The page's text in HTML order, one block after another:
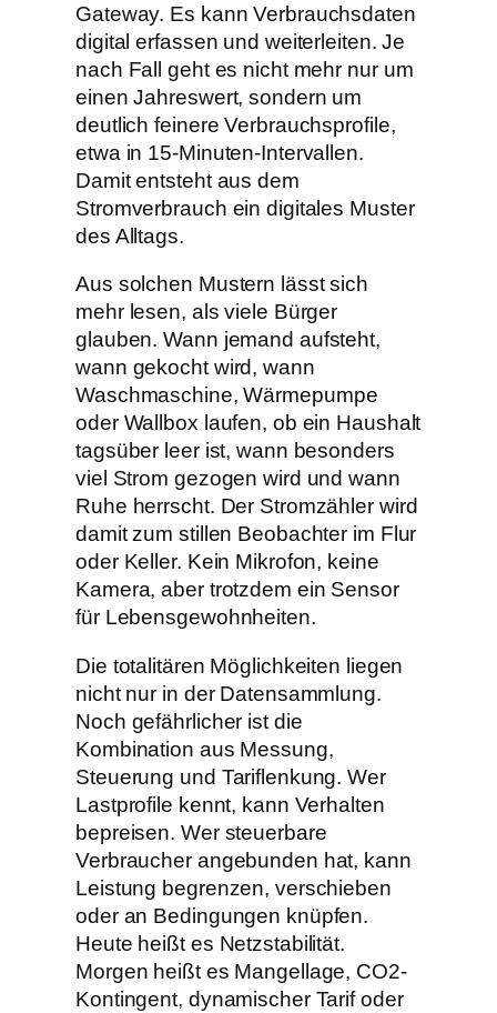
Gateway. Es kann Verbrauchsdaten
digital erfassen und weiterleiten. Je
nach Fall geht es nicht mehr nur um
einen Jahreswert, sondern um
deutlich feinere Verbrauchsprofile,
etwa in 15-Minuten-Intervallen.
Damit entsteht aus dem
Stromverbrauch ein digitales Muster
des Alltags.
Aus solchen Mustern lässt sich
mehr lesen, als viele Bürger
glauben. Wann jemand aufsteht,
wann gekocht wird, wann
Waschmaschine, Wärmepumpe
oder Wallbox laufen, ob ein Haushalt
tagsüber leer ist, wann besonders
viel Strom gezogen wird und wann
Ruhe herrscht. Der Stromzähler wird
damit zum stillen Beobachter im Flur
oder Keller. Kein Mikrofon, keine
Kamera, aber trotzdem ein Sensor
für Lebensgewohnheiten.
Die totalitären Möglichkeiten liegen
nicht nur in der Datensammlung.
Noch gefährlicher ist die
Kombination aus Messung,
Steuerung und Tariflenkung. Wer
Lastprofile kennt, kann Verhalten
bepreisen. Wer steuerbare
Verbraucher angebunden hat, kann
Leistung begrenzen, verschieben
oder an Bedingungen knüpfen.
Heute heißt es Netzstabilität.
Morgen heißt es Mangellage, CO2-
Kontingent, dynamischer Tarif oder